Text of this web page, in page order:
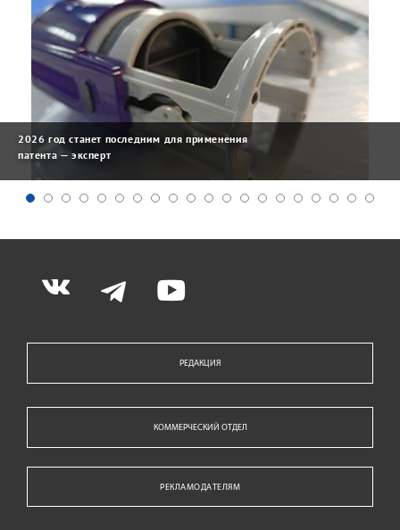
2026 год станет последним для применения
патента — эксперт
РЕДАКЦИЯ
КОММЕРЧЕСКИЙ ОТДЕЛ
РЕКЛАМОДАТЕЛЯМ